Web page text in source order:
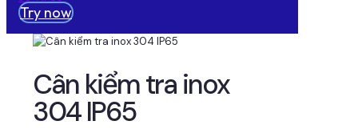
Try now
Cân kiểm tra inox
304 IP65